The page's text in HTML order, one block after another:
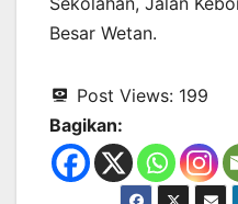
Besar Wetan.
Post Views: 199
Bagikan: